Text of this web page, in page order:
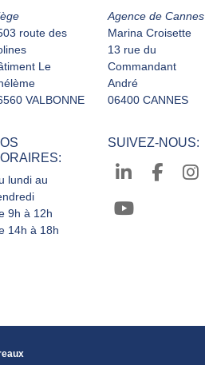
route des
Le
VALBONNE
Agence de Cannes
Marina Croisette
13 rue du
Commandant
André
06400 CANNES
lundi au
9h à 12h
14h à 18h
SUIVEZ-NOUS: